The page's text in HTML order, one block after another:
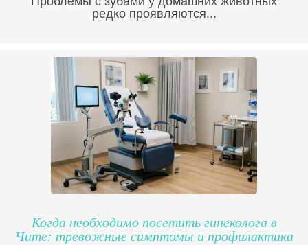
редко проявляются...
Когда необходимо посетить гинеколога в
Чите: тревожные симптомы и профилактика